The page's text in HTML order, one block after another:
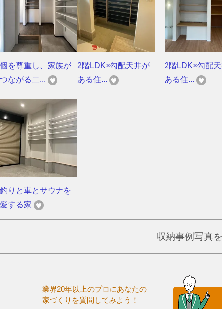
個を尊重し、家族が
つながる二...
2階LDK×勾配天井が
ある住...
2階LDK×勾配
ある住...
釣りと車とサウナを
愛する家
収納事例写真
業界20年以上のプロにあなたの
家づくりを質問してみよう！